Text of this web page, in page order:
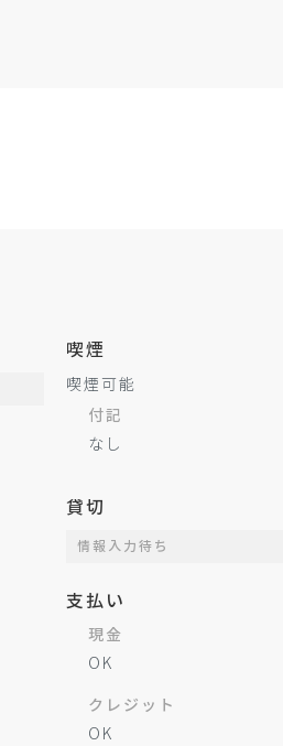
喫煙
喫煙可能
付記
なし
貸切
情報入力待ち
支払い
現金
OK
クレジット
OK